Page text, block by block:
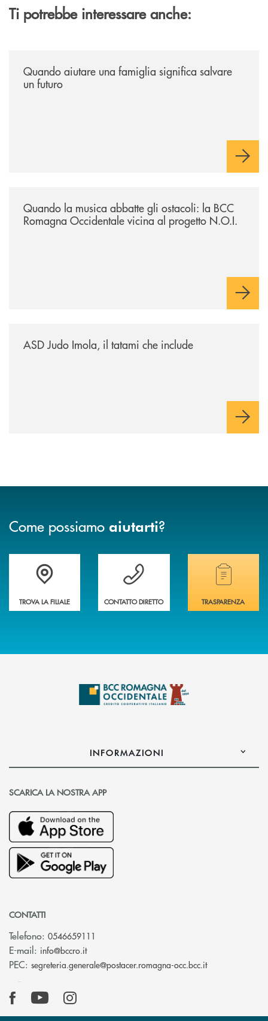
Ti potrebbe interessare anche:
Quando aiutare una famiglia significa salvare
un futuro
Quando la musica abbatte gli ostacoli: la BCC
Romagna Occidentale vicina al progetto N.O.I.
ASD Judo Imola, il tatami che include
Come possiamo aiutarti?
Accedi all' elenco completo delle filiali della banca.
TROVA LA FILIALE
Hai bisogno di assistenza immediata?
CONTATTO DIRETTO
Hai bisogno di
TRASPARENZA
INFORMAZIONI
SCARICA LA NOSTRA APP
CONTATTI
Telefono: 0546659111
E-mail: info@bccro.it(si apre l’app di posta elettronica)
PEC: segreteria.generale@postacer.romagna-occ.bcc.it(si apre l’app